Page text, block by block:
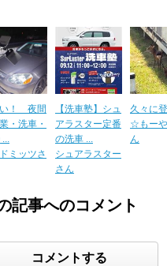
！ 夜間
・洗車・
ミッツさ
【洗車塾】シュ
アラスター定番
の洗車 ...
シュアラスター
さん
久々に
☆もー
ん
記事へのコメント
コメントする